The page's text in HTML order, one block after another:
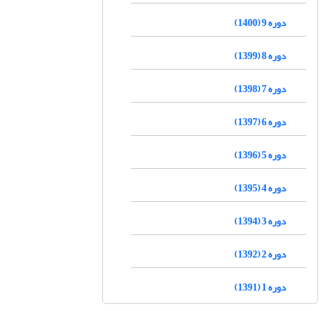
دوره 9 (1400)
دوره 8 (1399)
دوره 7 (1398)
دوره 6 (1397)
دوره 5 (1396)
دوره 4 (1395)
دوره 3 (1394)
دوره 2 (1392)
دوره 1 (1391)